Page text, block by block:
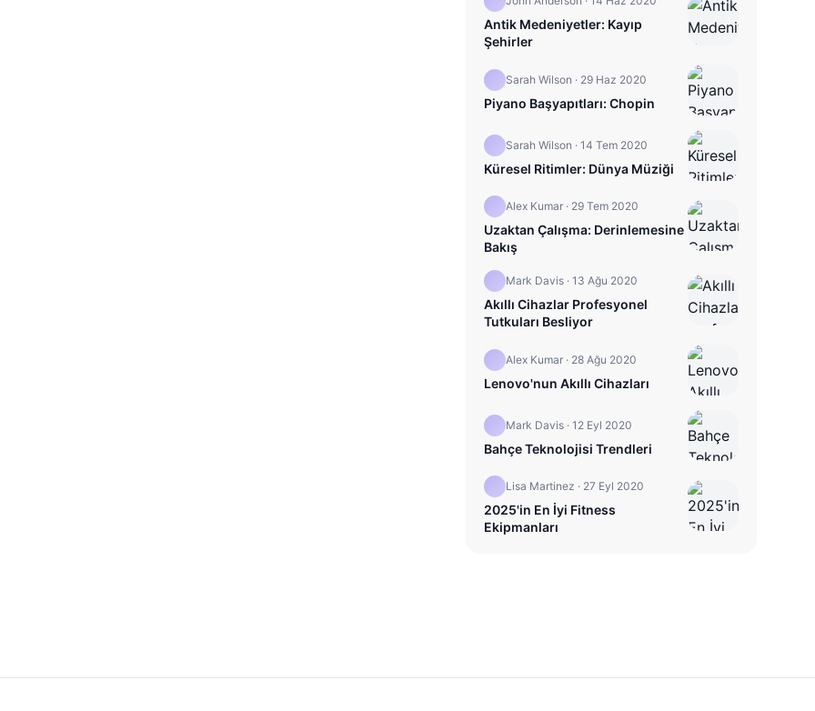
Antik Medeniyetler: Kayıp
Şehirler
Sarah Wilson · 29 Haz 2020
Piyano Başyapıtları: Chopin
Sarah Wilson · 14 Tem 2020
Küresel Ritimler: Dünya Müziği
Alex Kumar · 29 Tem 2020
Uzaktan Çalışma: Derinlemesine
Bakış
Mark Davis · 13 Ağu 2020
Akıllı Cihazlar Profesyonel
Tutkuları Besliyor
Alex Kumar · 28 Ağu 2020
Lenovo'nun Akıllı Cihazları
Mark Davis · 12 Eyl 2020
Bahçe Teknolojisi Trendleri
Lisa Martinez · 27 Eyl 2020
2025'in En İyi Fitness
Ekipmanları